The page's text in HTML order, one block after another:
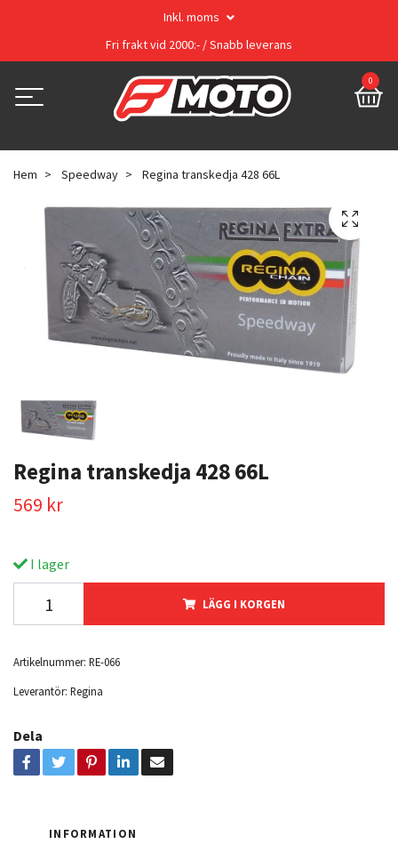
Inkl. moms
Fri frakt vid 2000:- / Snabb leverans
0
Hem Speedway Regina transkedja 428 66L
Regina transkedja 428 66L
569 kr
I lager
LÄGG I KORGEN
Artikelnummer: RE-066
Leverantör: Regina
Dela
INFORMATION